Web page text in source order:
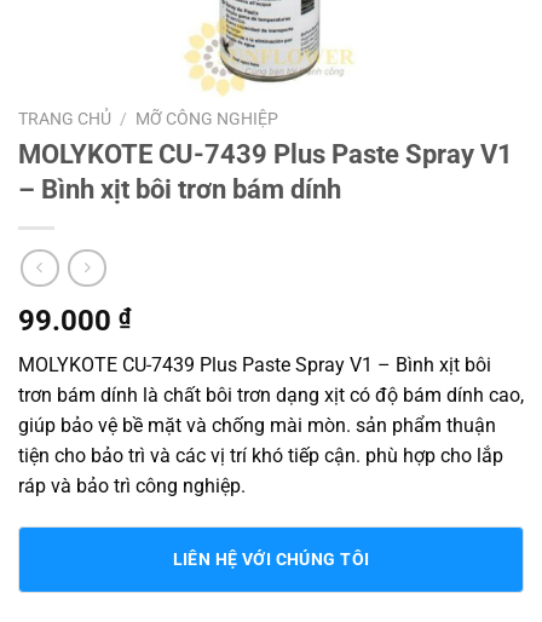
TRANG CHỦ / MỠ CÔNG NGHIỆP
MOLYKOTE CU-7439 Plus Paste Spray V1
– Bình xịt bôi trơn bám dính
99.000 ₫
MOLYKOTE CU-7439 Plus Paste Spray V1 – Bình xịt bôi
trơn bám dính là chất bôi trơn dạng xịt có độ bám dính cao,
giúp bảo vệ bề mặt và chống mài mòn. sản phẩm thuận
tiện cho bảo trì và các vị trí khó tiếp cận. phù hợp cho lắp
ráp và bảo trì công nghiệp.
LIÊN HỆ VỚI CHÚNG TÔI